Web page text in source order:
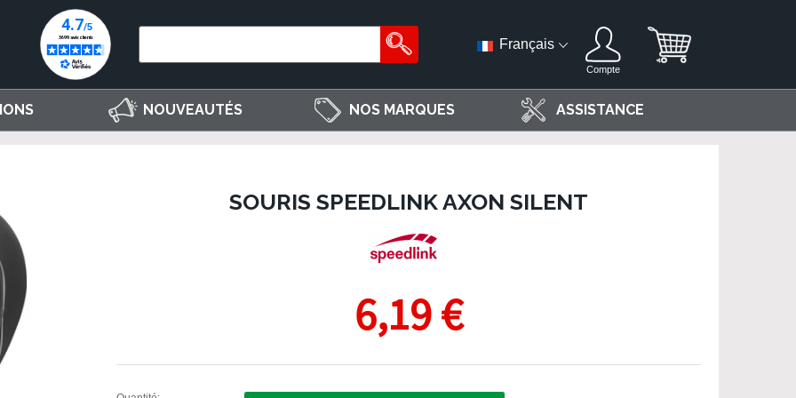
Français
Compte
NOUVEAUTÉS NOS MARQUES ASSISTANCE
SOURIS SPEEDLINK AXON SILENT
6,19 €